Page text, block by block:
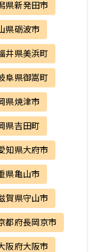
県新発田市
県砺波市
井県美浜町
阜県御嵩町
県焼津市
県吉田町
知県大府市
県亀山市
賀県守山市
都府長岡京市
阪府大阪市